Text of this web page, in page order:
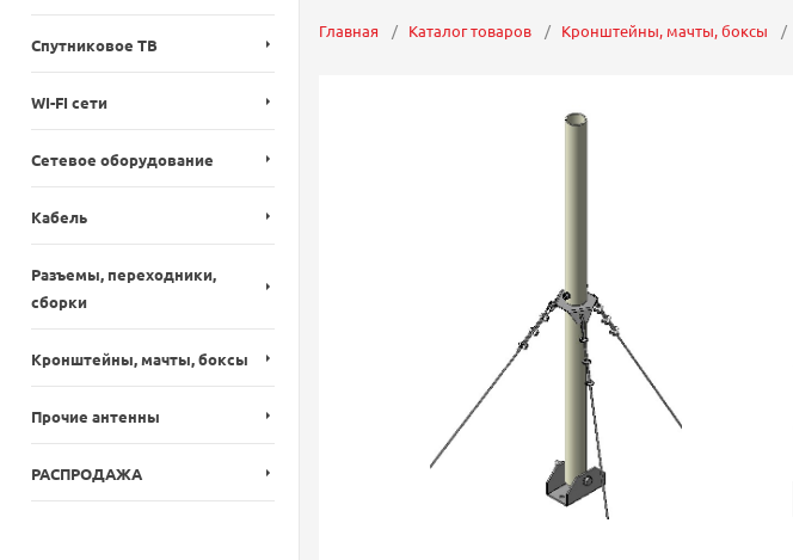
Спутниковое ТВ
WI-FI сети
Сетевое оборудование
Кабель
Разъемы, переходники,
сборки
Кронштейны, мачты, боксы
Прочие антенны
РАСПРОДАЖА
Главная Каталог товаров Кронштейны, мачты, боксы